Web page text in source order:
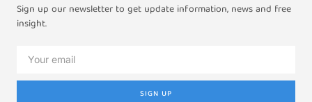
Sign up our newsletter to get update information, news and free
insight.
SIGN UP